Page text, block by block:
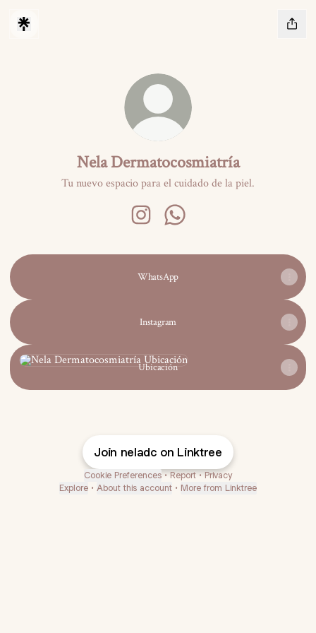
Nela Dermatocosmiatría
Tu nuevo espacio para el cuidado de la piel.
WhatsApp
Instagram
Ubicación
Ubicación
Join neladc on Linktree
Cookie Preferences • Report • Privacy
Explore • About this account • More from Linktree